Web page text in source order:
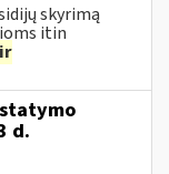
skyrimą
itin
ir
d.